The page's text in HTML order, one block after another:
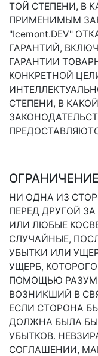
ТОЙ СТЕПЕНИ, В
ПРИМЕНИМЫМ
"Icemont.DEV"
ГАРАНТИЙ,
ГАРАНТИИ
КОНКРЕТНОЙ
СТЕПЕНИ, В
НИ ОДНА ИЗ
ПЕРЕД ДРУГОЙ
ИЛИ ЛЮБЫЕ
СЛУЧАЙНЫЕ,
УБЫТКИ ИЛИ
УЩЕРБ,
ПОМОЩЬЮ
ВОЗНИКШИЙ В
ЕСЛИ СТОРОНА
ДОЛЖНА БЫЛА
УБЫТКОВ.
СОГЛАШЕНИИ,